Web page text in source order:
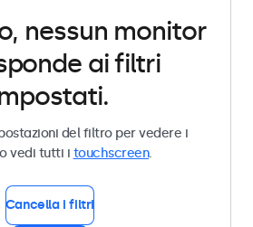
nessun monitor
ai filtri
del filtro per vedere i
vedi tutti i touchscreen.
Cancella i filtri